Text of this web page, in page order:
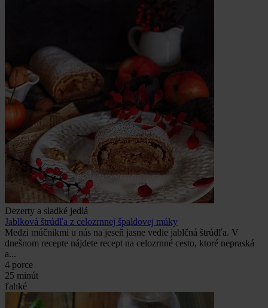
Dezerty a sladké jedlá
Jablková štrúdľa z celozrnnej špaldovej múky
Medzi múčnikmi u nás na jeseň jasne vedie jablčná štrúdľa. V
dnešnom recepte nájdete recept na celozrnné cesto, ktoré nepraská
a...
4 porce
25 minút
ľahké